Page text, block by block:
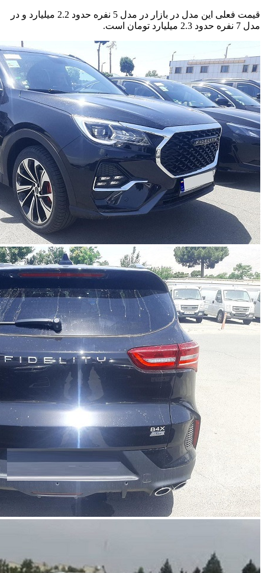
قیمت فعلی این مدل در بازار در مدل 5 نفره حدود 2.2 میلیارد و در
مدل 7 نفره حدود 2.3 میلیارد تومان است.